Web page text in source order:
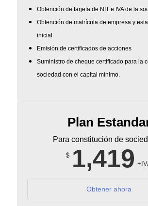
Obtención de tarjeta de NIT e IVA de la
Obtención de matrícula de empresa y
inicial
Emisión de certificados de acciones
Suministro de cheque certificado para la
sociedad con el capital mínimo.
Plan
Para constitución de
$ 1,419
Obtener ahora